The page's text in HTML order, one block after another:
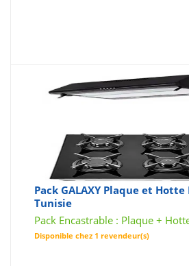
Pack GALAXY Plaque et
Tunisie
Pack Encastrable : Plaque +
Disponible chez 1 revendeur(s)